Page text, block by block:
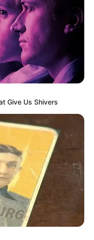
KPop Ini Desainnya
atas. Hanya dengan
unik. Para orangtua dan
Give Us Shivers